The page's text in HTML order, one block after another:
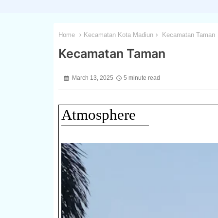
Home Kecamatan Kota Madiun Kecamatan Taman
Kecamatan Taman
March 13, 2025 5 minute read
Atmosphere
1 / 3